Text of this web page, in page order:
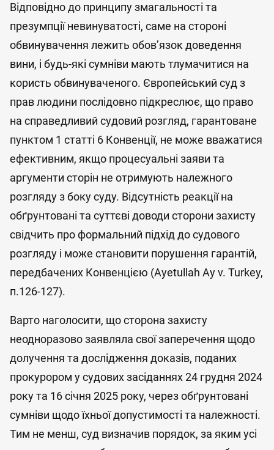
Відповідно до принципу змагальності та
презумпції невинуватості, саме на стороні
обвинувачення лежить обов’язок доведення
вини, і будь-які сумніви мають тлумачитися на
користь обвинуваченого. Європейський суд з
прав людини послідовно підкреслює, що право
на справедливий судовий розгляд, гарантоване
пунктом 1 статті 6 Конвенції, не може вважатися
ефективним, якщо процесуальні заяви та
аргументи сторін не отримують належного
розгляду з боку суду. Відсутність реакції на
обґрунтовані та суттєві доводи сторони захисту
свідчить про формальний підхід до судового
розгляду і може становити порушення гарантій,
передбачених Конвенцією (Ayetullah Ay v. Turkey,
п.126-127).
Варто наголосити, що сторона захисту
неодноразово заявляла свої заперечення щодо
долучення та дослідження доказів, поданих
прокурором у судових засіданнях 24 грудня 2024
року та 16 січня 2025 року, через обґрунтовані
сумніви щодо їхньої допустимості та належності.
Тим не менш, суд визначив порядок, за яким усі